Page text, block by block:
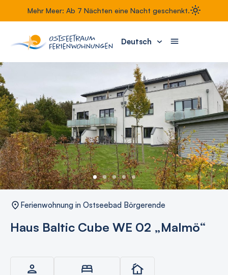
Mehr Meer: Ab 7 Nächten eine Nacht geschenkt.
Deutsch
Ferienwohnung in Ostseebad Börgerende
Haus Baltic Cube WE 02 „Malmö“